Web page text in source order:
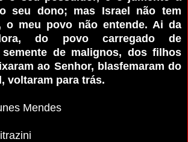
seu dono; mas Israel não tem
o meu povo não entende. Ai da
do povo carregado de
de malignos, dos filhos
ao Senhor, blasfemaram do
voltaram para trás.
Mendes